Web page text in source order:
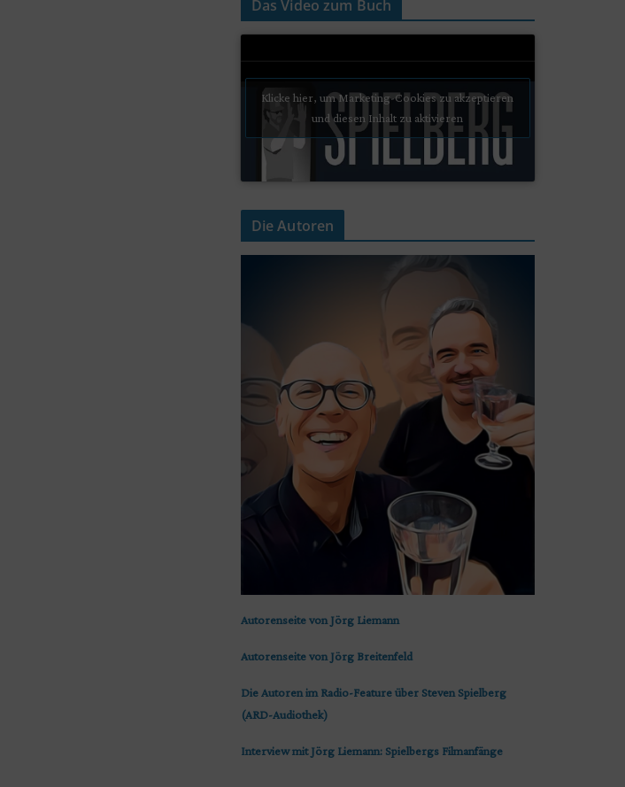
Das Video zum Buch
Klicke hier, um Marketing-Cookies zu akzeptieren
und diesen Inhalt zu aktivieren
Die Autoren
Autorenseite von Jörg Liemann
Autorenseite von Jörg Breitenfeld
Die Autoren im Radio-Feature über Steven Spielberg
(ARD-Audiothek)
Interview mit Jörg Liemann: Spielbergs Filmanfänge